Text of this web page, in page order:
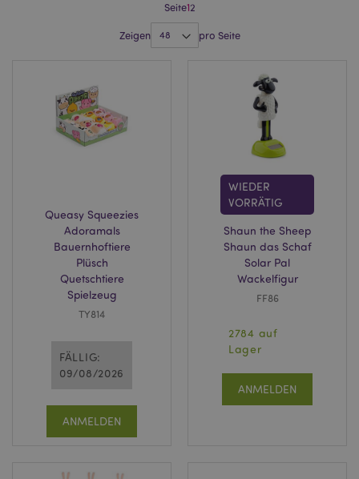
Seite12
Zeigen pro Seite
Queasy Squeezies
Adoramals
Bauernhoftiere
Plüsch
Quetschtiere
Spielzeug
TY814
FÄLLIG:
09/08/2026
ANMELDEN
WIEDER
VORRÄTIG
Shaun the Sheep
Shaun das Schaf
Solar Pal
Wackelfigur
FF86
2784 auf
Lager
ANMELDEN